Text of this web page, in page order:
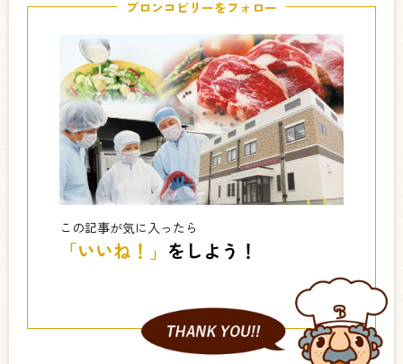
ブロンコビリーをフォロー
この記事が気に入ったら
「いいね！」 をしよう！